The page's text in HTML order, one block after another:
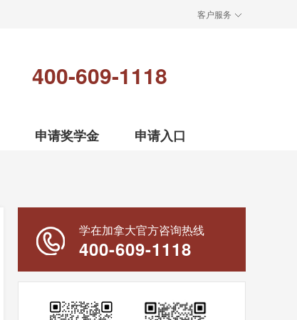
客户服务
400-609-1118
申请奖学金 申请入口
学在加拿大官方咨询热线
400-609-1118